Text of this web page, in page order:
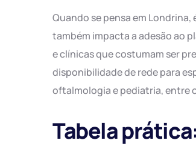
Quando se pensa em
também impacta a adesão ao
e clínicas que costumam ser
disponibilidade de rede para
oftalmologia e pediatria, entre
Tabela